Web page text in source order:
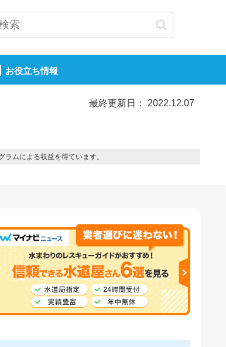
お役立ち情報
最終更新日： 2022.12.07
ムによる収益を得ています。